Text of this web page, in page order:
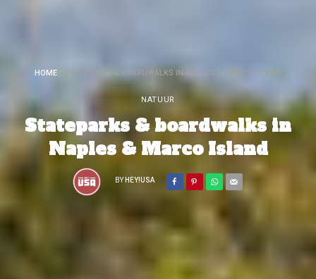
HOME» STATEPARKS & BOARDWALKS IN NAPLES & MARCO ISLAND
NATUUR
Stateparks & boardwalks in
Naples & Marco Island
BY HEY!USA